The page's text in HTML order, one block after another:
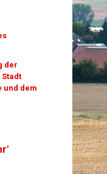
der
und dem